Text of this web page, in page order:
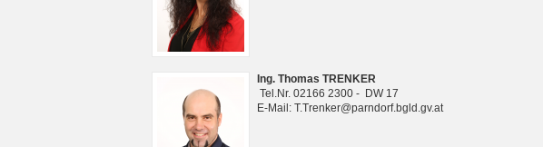
Ing. Thomas TRENKER
Tel.Nr. 02166 2300 - DW 17
E-Mail: T.Trenker@parndorf.bgld.gv.at